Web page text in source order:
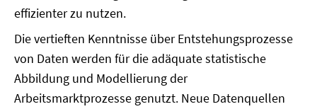
effizienter zu nutzen.
Die vertieften Kenntnisse über Entstehungsprozesse
von Daten werden für die adäquate statistische
Abbildung und Modellierung der
Arbeitsmarktprozesse genutzt. Neue Datenquellen